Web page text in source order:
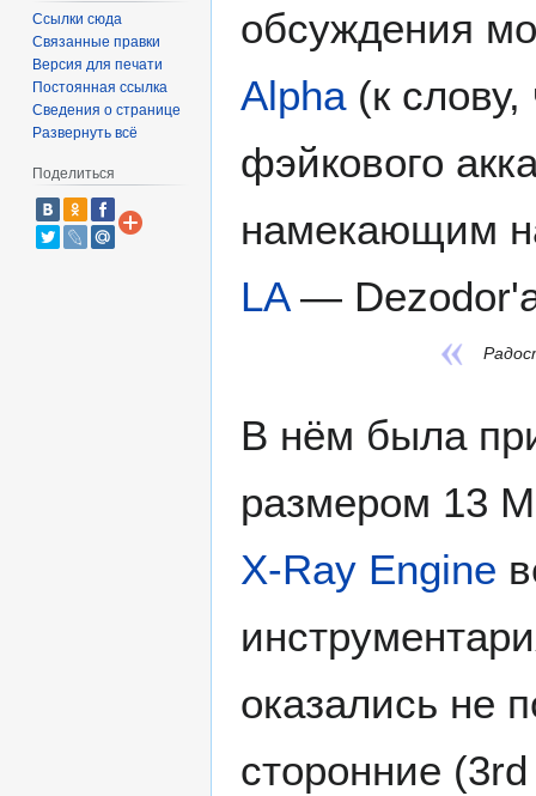
обсуждения
Alpha(к слову,
фэйкового
намекающим
LA—
В нём была
размером 13
X-Ray Engine
оказались не
сторонние
Ссылки сюда
Связанные правки
Версия для печати
Постоянная ссылка
Сведения о странице
Развернуть всё
Поделиться